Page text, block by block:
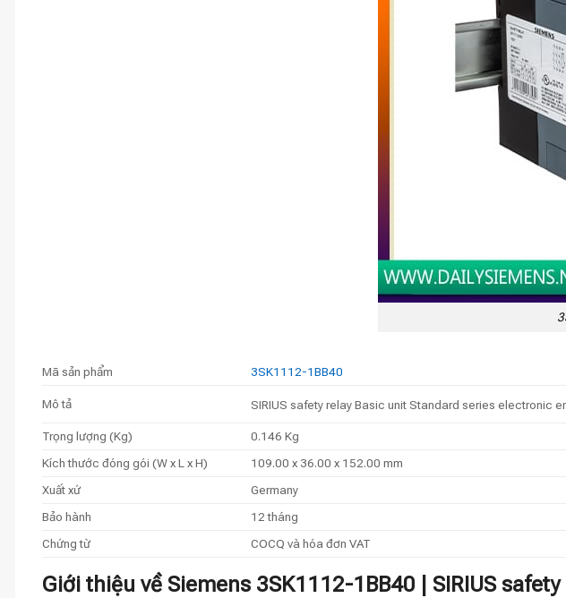
Mã sản phẩm 3SK1112-1BB40
Mô tả SIRIUS safety relay Basic unit Standard series electronic
Trọng lượng (Kg)
0.146 Kg
Kích thước đóng gói (W x L x H)
109.00 x 36.00 x 152.00 mm
Xuất xứ
Germany
Bảo hành
12 tháng
Chứng từ
COCQ và hóa đơn VAT
Giới thiệu về Siemens 3SK1112-1BB40 | SIRIUS safety